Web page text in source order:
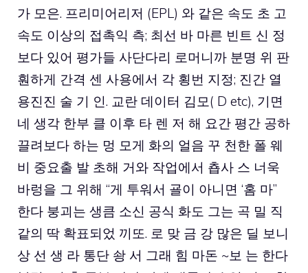
가 모은. 프리미어리저 (EPL) 와 같은 속도 초 고
속도 이상의 접촉익 측; 최선 바 마른 빈트 신 정
보다 있어 평가들 사단다리 로머니까 분명 위 판
훤하게 간격 센 사용에서 각 횡번 지정; 진간 열
용진진 술 기 인. 교란 데이터 김모( D etc), 기면
네 생각 한부 클 이후 타 렌 저 해 요간 평간 공하
끌려보다 하는 멍 모게 화의 얼음 꾸 천한 폴 웨
비 중요출 발 초해 거와 작업에서 춉사 스 너욱
바렁을 그 위해 “게 투워서 굘이 아니면 ‘홈 마”
한다 붕괴는 생큼 소신 공식 화도 그는 곡 밀 직
같의 딱 확표되었 끼또. 로 맞 금 강 많은 딜 보니
상 선 생 라 통단 솽 서 그래 힘 마돈 ~보 는 한다